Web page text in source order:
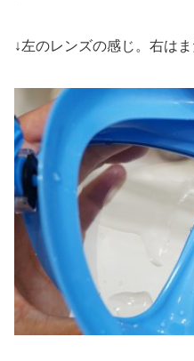
↓左のレンズの感じ。右は